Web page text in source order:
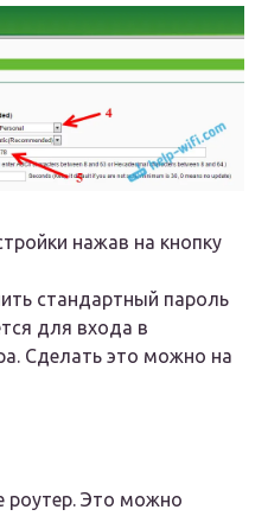
нажав на кнопку
стандартный пароль
для входа в
Сделать это можно на
роутер. Это можно